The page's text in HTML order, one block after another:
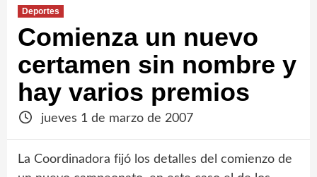
Deportes
Comienza un nuevo
certamen sin nombre y
hay varios premios
jueves 1 de marzo de 2007
La Coordinadora fijó los detalles del comienzo de